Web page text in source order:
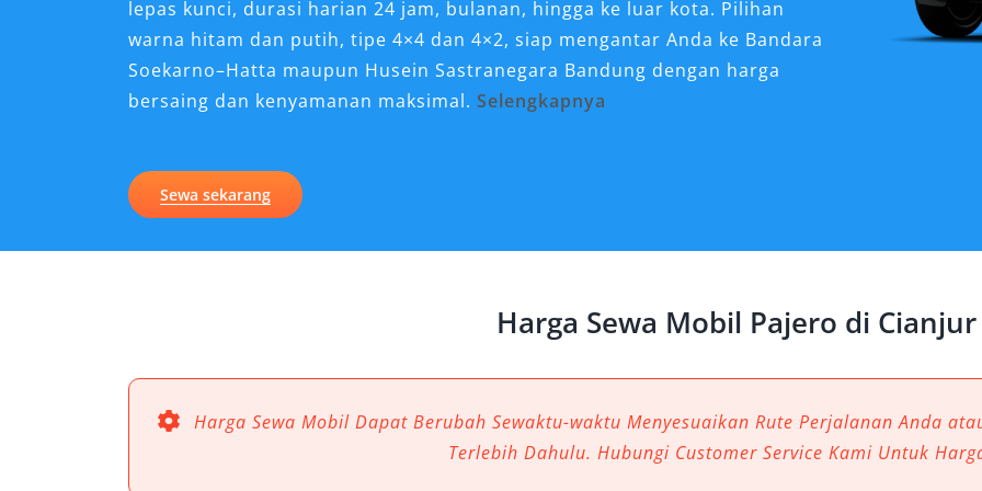
lepas kunci, durasi harian 24 jam, bulanan, hingga ke luar kota. Pilihan
warna hitam dan putih, tipe 4×4 dan 4×2, siap mengantar Anda ke Bandara
Soekarno–Hatta maupun Husein Sastranegara Bandung dengan harga
bersaing dan kenyamanan maksimal.Selengkapnya
Perjalanan di Cianjur?
pribadi, keluarga, maupun bisnis. Dengan reputasinya sebagai mobil SUV
dan gaya yang sulit ditandingi.
1. Kenyamanan Maksimal untuk Perjalanan Jauh
Sewa sekarang
Harga Sewa Mobil Pajero di Cianjur
Harga Sewa Mobil Dapat Berubah Sewaktu-waktu Menyesuaikan Rute Perjalanan Anda
Terlebih Dahulu. Hubungi Customer Service Kami Untuk